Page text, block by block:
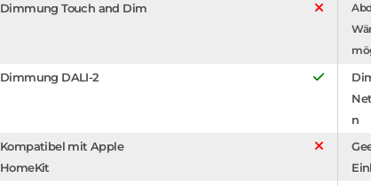
Dimmung Touch and Dim
Dimmung DALI-2
n
Kompatibel mit Apple
HomeKit